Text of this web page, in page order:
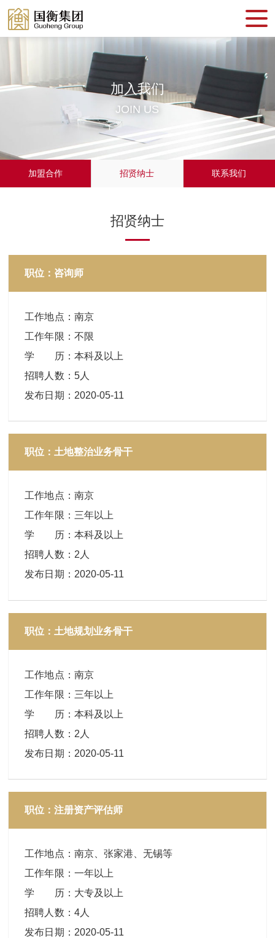
加入我们
JOIN US
加盟合作 招贤纳士 联系我们
招贤纳士
职位：咨询师
工作地点 ： 南京
工作年限 ： 不限
学 历： 本科及以上
招聘人数 ： 5人
发布日期 ： 2020-05-11
职位：土地整治业务骨干
工作地点 ： 南京
工作年限 ： 三年以上
学 历： 本科及以上
招聘人数 ： 2人
发布日期 ： 2020-05-11
职位：土地规划业务骨干
工作地点 ： 南京
工作年限 ： 三年以上
学 历： 本科及以上
招聘人数 ： 2人
发布日期 ： 2020-05-11
职位：注册资产评估师
工作地点 ： 南京、张家港、无锡等
工作年限 ： 一年以上
学 历： 大专及以上
招聘人数 ： 4人
发布日期 ： 2020-05-11